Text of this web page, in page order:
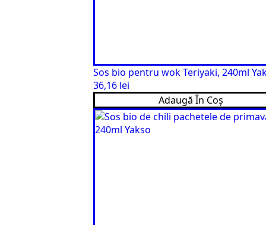
Sos bio pentru wok Teriyaki, 240ml
36,16 lei
Adaugă În Coș